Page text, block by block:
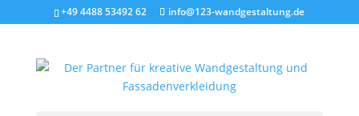
+49 4488 53492 62 info@123-wandgestaltung.de